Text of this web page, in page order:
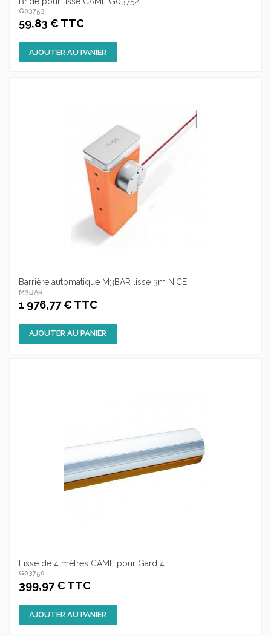
G03753
59,83 € TTC
AJOUTER AU PANIER
Barrière automatique M3BAR lisse 3m NICE
M3BAR
1 976,77 € TTC
AJOUTER AU PANIER
Lisse de 4 mètres CAME pour Gard 4
G03750
399,97 € TTC
AJOUTER AU PANIER